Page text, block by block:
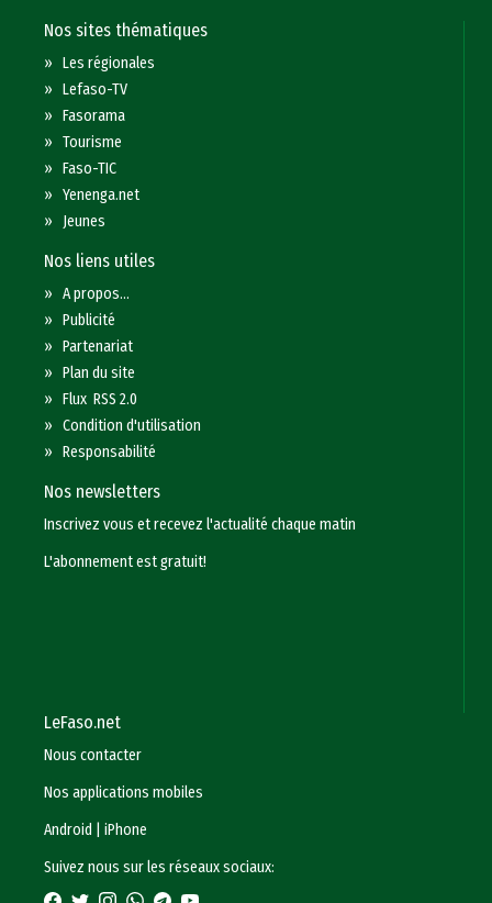
Nos sites thématiques
»Les régionales
»Lefaso-TV
»Fasorama
»Tourisme
»Faso-TIC
»Yenenga.net
» Jeunes
Nos liens utiles
»A propos...
»Publicité
»Partenariat
»Plan du site
»Flux RSS 2.0
»Condition d'utilisation
»Responsabilité
Nos newsletters
Inscrivez vous et recevez l'actualité chaque matin
L'abonnement est gratuit!
LeFaso.net
Nous contacter
Nos applications mobiles
Android
|iPhone
Suivez nous sur les réseaux sociaux: